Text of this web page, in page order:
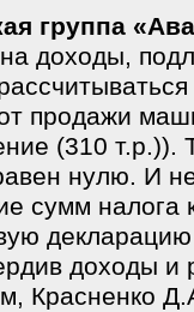
группа
доходы,
продажи
(310 т.р.)).
нулю. И
сумм
доходы и
Красненко